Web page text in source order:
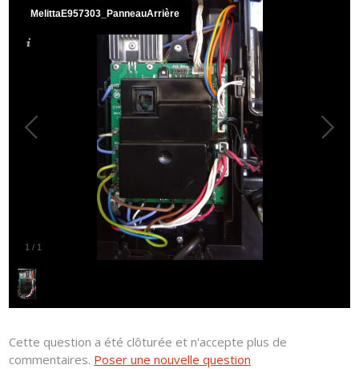
1 / 1
MelittaE957303_PanneauArrière
Cette question a été clôturée et n'accepte plus de
commentaires. Poser une nouvelle question